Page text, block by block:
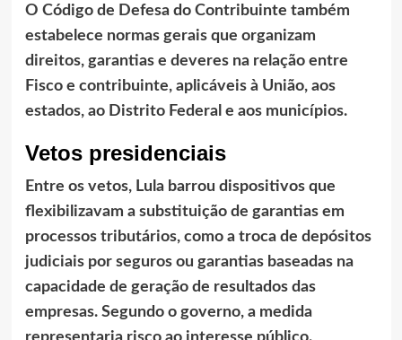
O Código de Defesa do Contribuinte também
estabelece normas gerais que organizam
direitos, garantias e deveres na relação entre
Fisco e contribuinte, aplicáveis à União, aos
estados, ao Distrito Federal e aos municípios.
Vetos presidenciais
Entre os vetos, Lula barrou dispositivos que
flexibilizavam a substituição de garantias em
processos tributários, como a troca de depósitos
judiciais por seguros ou garantias baseadas na
capacidade de geração de resultados das
empresas. Segundo o governo, a medida